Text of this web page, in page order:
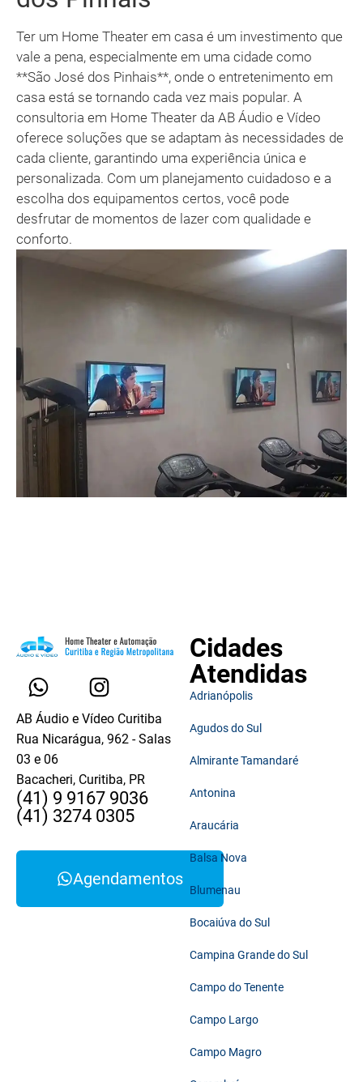
Ter um Home Theater em casa é um investimento que
vale a pena, especialmente em uma cidade como
**São José dos Pinhais**, onde o entretenimento em
casa está se tornando cada vez mais popular. A
consultoria em Home Theater da AB Áudio e Vídeo
oferece soluções que se adaptam às necessidades de
cada cliente, garantindo uma experiência única e
personalizada. Com um planejamento cuidadoso e a
escolha dos equipamentos certos, você pode
desfrutar de momentos de lazer com qualidade e
conforto.
AB Áudio e Vídeo Curitiba
Rua Nicarágua, 962 - Salas
03 e 06
Bacacheri, Curitiba, PR
(41) 9 9167 9036
(41) 3274 0305
Agendamentos
Cidades
Atendidas
Adrianópolis
Agudos do Sul
Almirante Tamandaré
Antonina
Araucária
Balsa Nova
Blumenau
Bocaiúva do Sul
Campina Grande do Sul
Campo do Tenente
Campo Largo
Campo Magro